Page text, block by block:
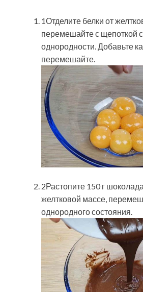
1Отделите белки от
перемешайте с щепоткой
однородности. Добавьте
перемешайте.
2Растопите 150 г
желтковой массе,
однородного состояния.